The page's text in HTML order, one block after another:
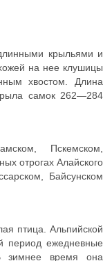
крыльями и
на нее клушицы
хвостом. Длина
самок 262—284
Пскемском,
отрогах Алайского
Байсунском
птица. Альпийской
период ежедневные
зимнее время она